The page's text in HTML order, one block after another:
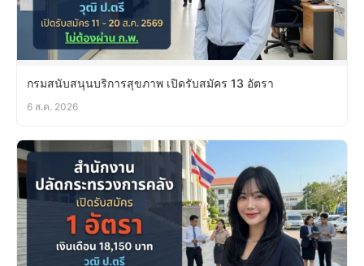
กรมสนับสนุนบริการสุขภาพ เปิดรับสมัคร 13 อัตรา
6 ส.ค. 2026